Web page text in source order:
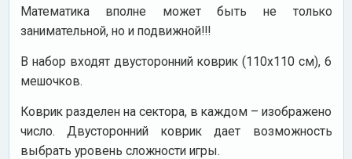
Математика вполне может быть не только
занимательной, но и подвижной!!!
В набор входят двусторонний коврик (110х110 см), 6
мешочков.
Коврик разделен на сектора, в каждом – изображено
число. Двусторонний коврик дает возможность
выбрать уровень сложности игры.